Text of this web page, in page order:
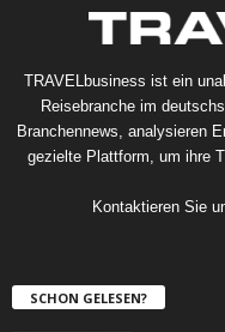
TRAVELbusiness ist ein
Reisebranche im
Branchennews, analysieren
gezielte Plattform, um ihre
Kontaktieren Sie
SCHON GELESEN?